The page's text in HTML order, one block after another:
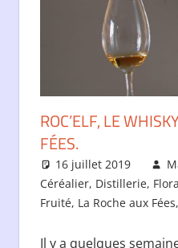
ROC’ELF, LE
FÉES.
16 juillet 2019
Céréalier, Distillerie,
Fruité, La Roche aux Fées,
Il y a quelques